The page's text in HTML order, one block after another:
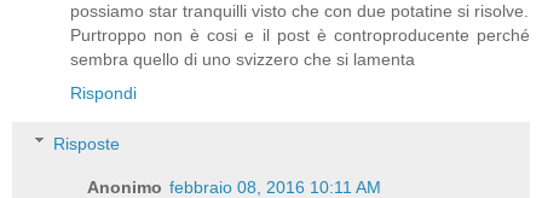
possiamo star tranquilli visto che con due potatine si risolve.
Purtroppo non è cosi e il post è controproducente perché
sembra quello di uno svizzero che si lamenta
Rispondi
Risposte
Anonimo febbraio 08, 2016 10:11 AM